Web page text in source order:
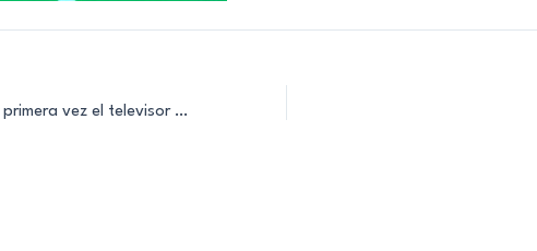
Overkal – Por primera vez el televisor servía para jugar